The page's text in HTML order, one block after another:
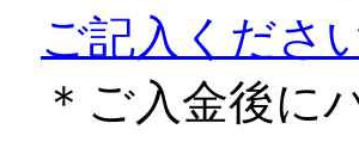
ご記入くださ
＊ご入金後に